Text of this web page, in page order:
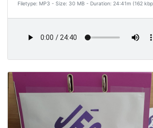
Filetype: MP3 - Size: 30 MB - Duration: 24:41m (162